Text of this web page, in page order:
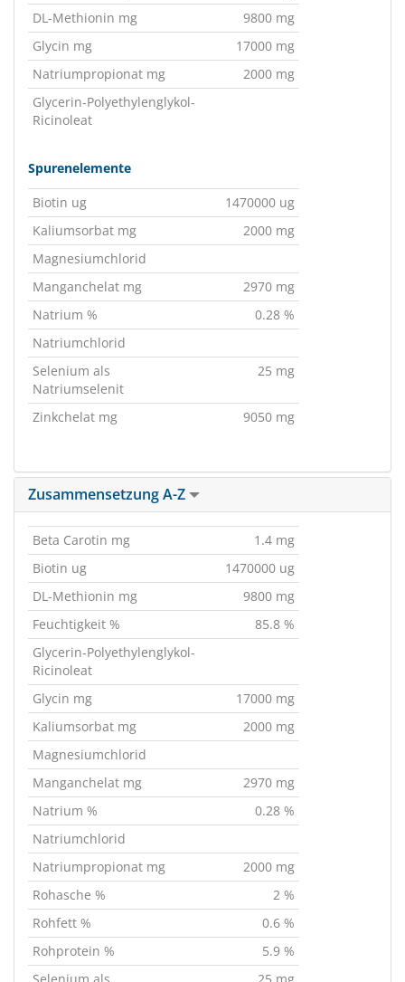
DL-Methionin mg
9800 mg
Glycin mg
17000 mg
Natriumpropionat mg
2000 mg
Glycerin-Polyethylenglykol-
Ricinoleat
Spurenelemente
Biotin ug
1470000 ug
Kaliumsorbat mg
2000 mg
Magnesiumchlorid
Manganchelat mg
2970 mg
Natrium %
0.28 %
Natriumchlorid
Selenium als
Natriumselenit
25 mg
Zinkchelat mg 9050 mg
Zusammensetzung A-Z
Beta Carotin mg
1.4 mg
Biotin ug
1470000 ug
DL-Methionin mg
9800 mg
Feuchtigkeit %
85.8 %
Glycerin-Polyethylenglykol-
Ricinoleat
Glycin mg
17000 mg
Kaliumsorbat mg
2000 mg
Magnesiumchlorid
Manganchelat mg
2970 mg
Natrium %
0.28 %
Natriumchlorid
Natriumpropionat mg
2000 mg
Rohasche %
2 %
Rohfett %
0.6 %
Rohprotein %
5.9 %